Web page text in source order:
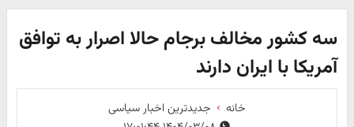
سه کشور مخالف برجام حالا اصرار به توافق
آمریکا با ایران دارند
خانه
جدیدترین اخبار سیاسی